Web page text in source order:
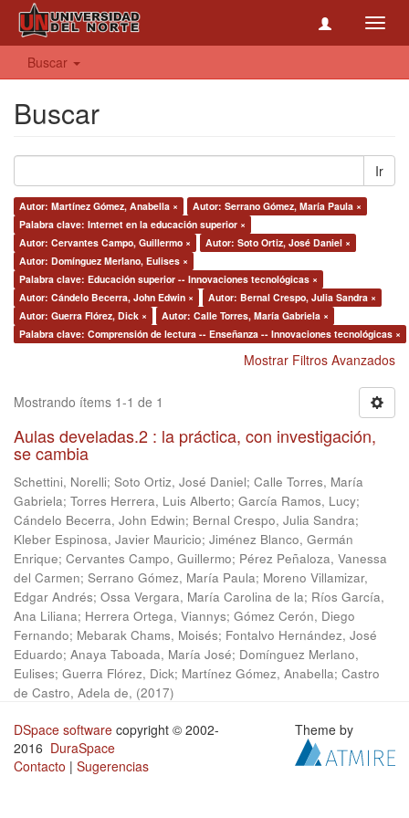
Buscar
Buscar
Ir
Autor: Martínez Gómez, Anabella ×
Autor: Serrano Gómez, María Paula ×
Palabra clave: Internet en la educación superior ×
Autor: Cervantes Campo, Guillermo ×
Autor: Soto Ortiz, José Daniel ×
Autor: Domínguez Merlano, Eulises ×
Palabra clave: Educación superior -- Innovaciones tecnológicas ×
Autor: Cándelo Becerra, John Edwin ×
Autor: Bernal Crespo, Julia Sandra ×
Autor: Guerra Flórez, Dick ×
Autor: Calle Torres, María Gabriela ×
Palabra clave: Comprensión de lectura -- Enseñanza -- Innovaciones tecnológicas ×
Mostrar Filtros Avanzados
Mostrando ítems 1-1 de 1
Aulas develadas.2 : la práctica, con investigación,
se cambia
Schettini, Norelli; Soto Ortiz, José Daniel; Calle Torres, María
Gabriela; Torres Herrera, Luis Alberto; García Ramos, Lucy;
Cándelo Becerra, John Edwin; Bernal Crespo, Julia Sandra;
Kleber Espinosa, Javier Mauricio; Jiménez Blanco, Germán
Enrique; Cervantes Campo, Guillermo; Pérez Peñaloza, Vanessa
del Carmen; Serrano Gómez, María Paula; Moreno Villamizar,
Edgar Andrés; Ossa Vergara, María Carolina de la; Ríos García,
Ana Liliana; Herrera Ortega, Viannys; Gómez Cerón, Diego
Fernando; Mebarak Chams, Moisés; Fontalvo Hernández, José
Eduardo; Anaya Taboada, María José; Domínguez Merlano,
Eulises; Guerra Flórez, Dick; Martínez Gómez, Anabella; Castro
de Castro, Adela de, (2017)
DSpace software copyright © 2002-
2016 DuraSpace
Contacto | Sugerencias
Theme by